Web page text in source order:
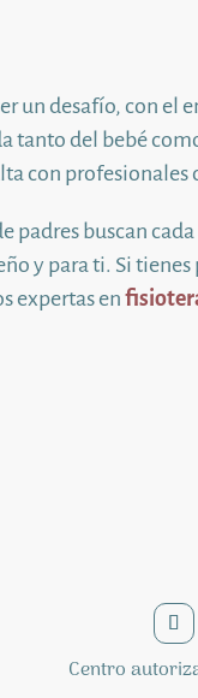
un desafío, con el
del bebé
con profesionales
padres buscan
y para ti. Si
expertas en
Centro